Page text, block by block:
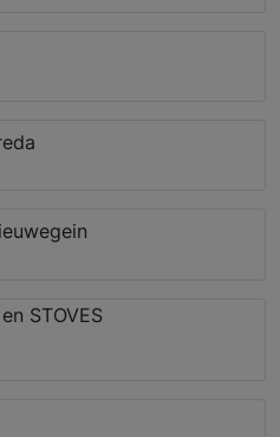
STOVES